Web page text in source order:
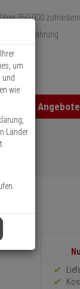
350.000
Jahre Erfahrung
Angebote
Preis,
um
und
wie
Länder